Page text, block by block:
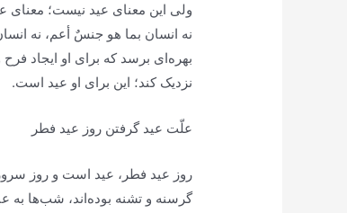
ولی این معنای عید نیست؛ معنای
نه انسان بما هو جنسٌ أعم، نه
بهره‌ای برسد که برای او ایجاد
نزدیک کند؛ این برای او عید است.
علّت عید گرفتن روز عید فطر
روز عید فطر، عید است و روز
گرسنه و تشنه بوده‌اند، شب‌ها به